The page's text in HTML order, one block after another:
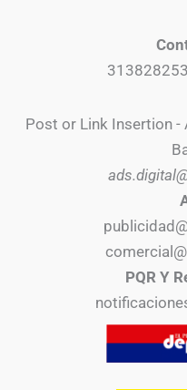
Post or Link Insertion
PQR Y